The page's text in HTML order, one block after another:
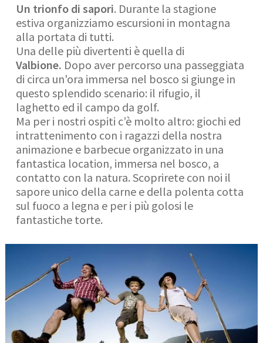
Un trionfo di sapori. Durante la stagione
estiva organizziamo escursioni in montagna
alla portata di tutti.
Una delle più divertenti è quella di
Valbione. Dopo aver percorso una passeggiata
di circa un'ora immersa nel bosco si giunge in
questo splendido scenario: il rifugio, il
laghetto ed il campo da golf.
Ma per i nostri ospiti c’è molto altro: giochi ed
intrattenimento con i ragazzi della nostra
animazione e barbecue organizzato in una
fantastica location, immersa nel bosco, a
contatto con la natura. Scoprirete con noi il
sapore unico della carne e della polenta cotta
sul fuoco a legna e per i più golosi le
fantastiche torte.